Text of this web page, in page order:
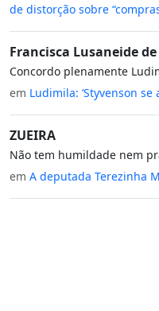
de distorção sobre
Francisca Lusaneide
Concordo plenamente
em Ludimila: ‘Styvenson se
ZUEIRA
Não tem humildade nem
em A deputada Terezinha